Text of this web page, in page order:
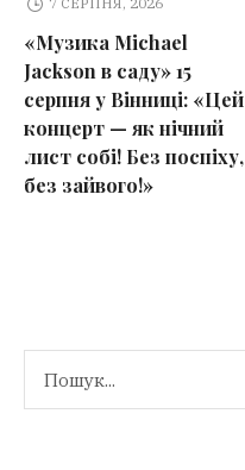
«Музика Michael
Jackson в саду» 15
серпня у Вінниці: «Цей
концерт — як нічний
лист собі! Без поспіху,
без зайвого!»